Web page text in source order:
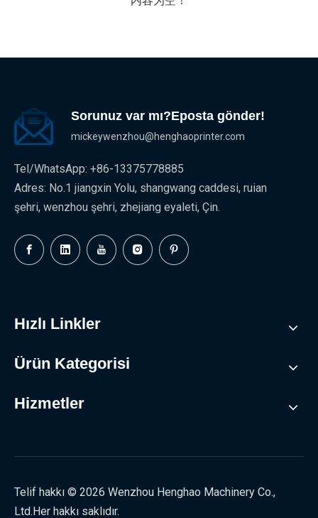
Sorunuz var mı?Eposta gönder!
mickeywenzhou@henghaoprinter.com
Tel/WhatsApp: +86-13375778885
Adres: No.1 jiangxin Yolu, shangwang caddesi, ruian
şehri, wenzhou şehri, zhejiang eyaleti, Çin.
Hızlı Linkler
Ürün Kategorisi
Hizmetler
Telif hakkı © 2026 Wenzhou Henghao Machinery Co.,
Ltd.Her hakkı saklıdır.